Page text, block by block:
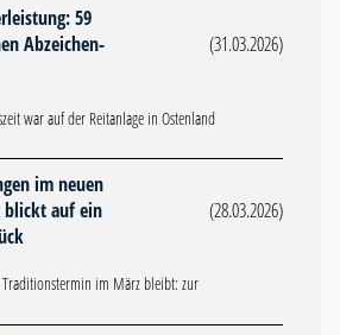
59
Abzeichen-
(31.03.2026)
war auf der Reitanlage in Ostenland
im neuen
blickt auf ein
(28.03.2026)
im März bleibt: zur